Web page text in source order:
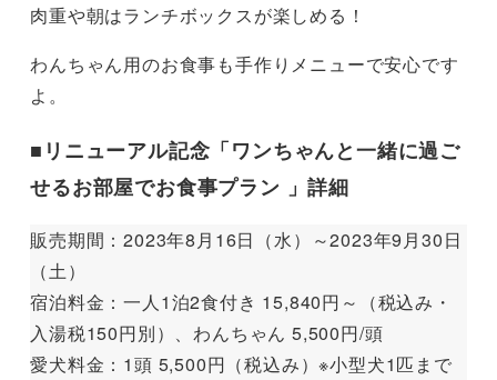
肉重や朝はランチボックスが楽しめる！
わんちゃん用のお食事も手作りメニューで安心です
よ。
■リニューアル記念「ワンちゃんと一緒に過ご
せるお部屋でお食事プラン 」詳細
販売期間：2023年8月16日（水）～2023年9月30日
（土）
宿泊料金：一人1泊2食付き 15,840円～（税込み・
入湯税150円別）、わんちゃん 5,500円/頭
愛犬料金：1頭 5,500円（税込み）※小型犬1匹まで